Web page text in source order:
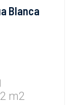
Blanca
m2